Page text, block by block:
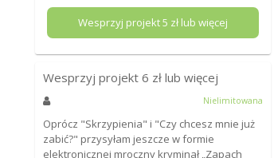
Wesprzyj projekt5 zł lub więcej
Wesprzyj projekt6 zł lub więcej
Nielimitowana
Oprócz "Skrzypienia" i "Czy chcesz mnie już
zabić?" przysyłam jeszcze w formie
elektronicznej mroczny kryminał „Zapach